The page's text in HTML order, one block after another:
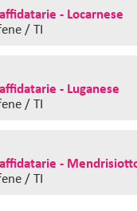
- Locarnese
/ TI
- Luganese
/ TI
-
/ TI